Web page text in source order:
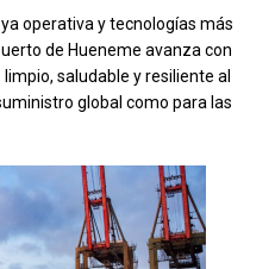
operativa y tecnologías más
de Hueneme avanza con
saludable y resiliente al
global como para las